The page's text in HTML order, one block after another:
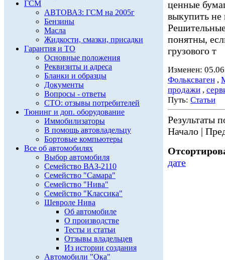
ГСМ
АВТОВАЗ: ГСМ на 2005г
Бензины
Масла
Жидкости, смазки, присадки
Гарантия и ТО
Основные положения
Реквизиты и адреса
Бланки и образцы
Документы
Вопросы - ответы
СТО: отзывы потребителей
Тюнинг и доп. оборудование
Иммобилизаторы
В помощь автовладельцу
Бортовые компьютеры
Все об автомобилях
Выбор автомобиля
Семейство ВАЗ-2110
Семейство "Самара"
Семейство "Нива"
Семейство "Классика"
Шевроле Нива
Об автомобиле
О производстве
Тесты и статьи
Отзывы владельцев
Из истории создания
Автомобили "Ока"
ценные
выкупить
Решительные
понятны,
грузового т
Изменен:
Фольксваген ,
продажи ,
Путь: Статьи
Результаты
Начало |
дате